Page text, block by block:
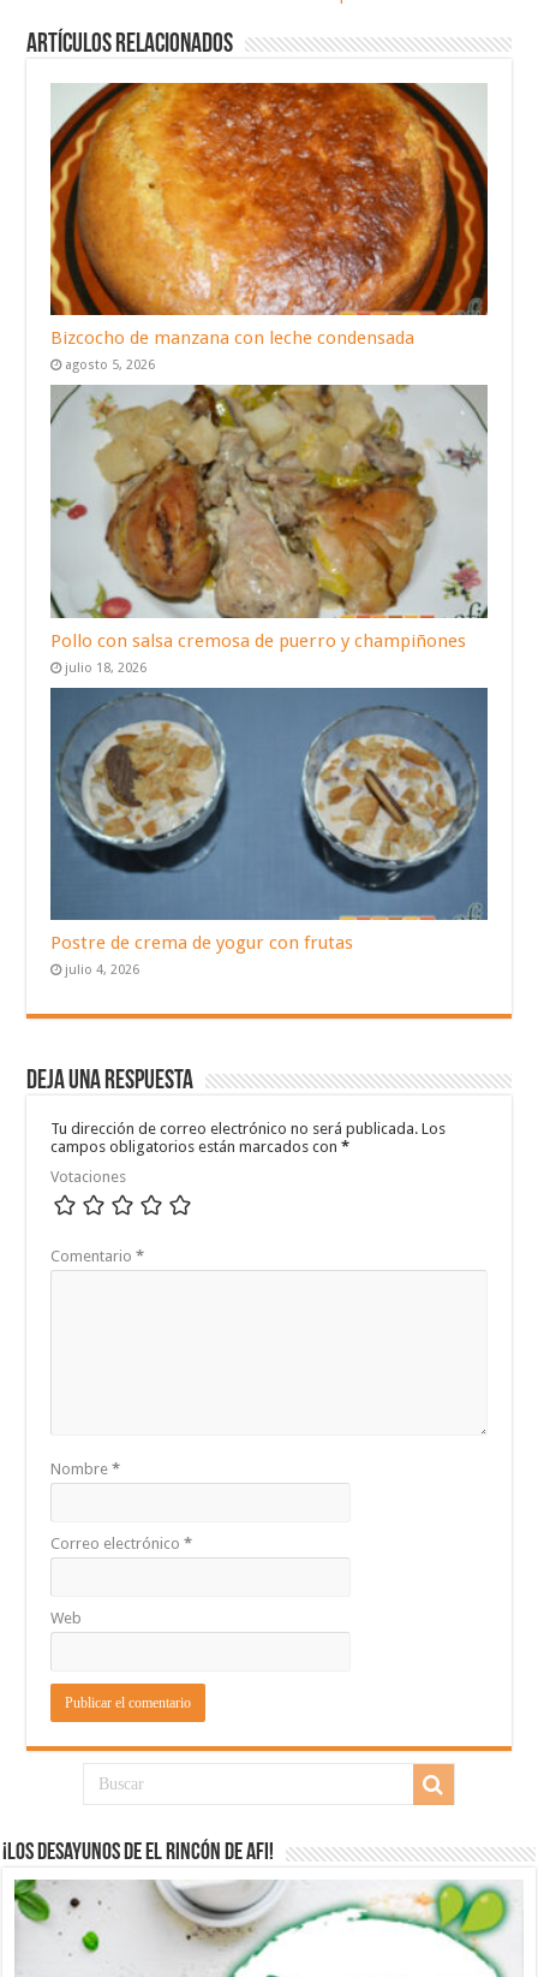
Artículos relacionados
Bizcocho de manzana con leche condensada
agosto 5, 2026
Pollo con salsa cremosa de puerro y champiñones
julio 18, 2026
Postre de crema de yogur con frutas
julio 4, 2026
Deja una respuesta
Tu dirección de correo electrónico no será publicada. Los
campos obligatorios están marcados con*
Votaciones
Comentario*
Nombre*
Correo electrónico*
Web
¡Los desayunos de El Rincón de Afi!